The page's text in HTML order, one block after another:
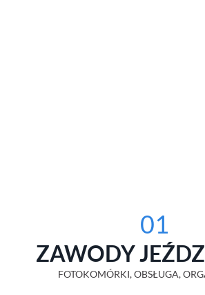
01
ZAWODY
FOTOKOMÓRKI, OBSŁUGA,